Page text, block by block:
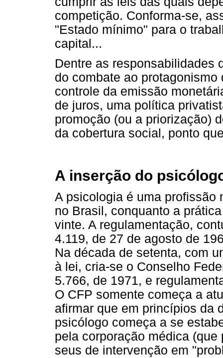
competição. Conforma-se,
"Estado mínimo" para o
capital...
Dentre as responsabilidades
do combate ao
controle da emissão
de juros, uma política
promoção (ou a priorização)
da cobertura social, ponto
A inserção do
A psicologia é uma profissão
no Brasil, conquanto a
vinte. A regulamentação,
4.119, de 27 de agosto de
Na década de setenta, com
à lei, cria-se o Conselho
5.766, de 1971, e
O CFP somente começa a
afirmar que em princípios da
psicólogo começa a se
pela corporação médica
seus de intervenção em